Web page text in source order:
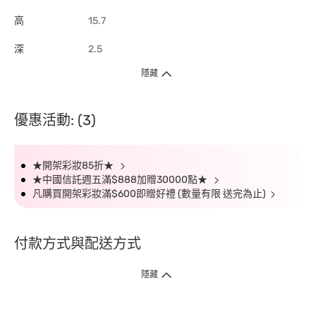
高 15.7
深 2.5
隱藏
優惠活動: (3)
★開架彩妝85折★
★中國信託週五滿$888加贈30000點★
凡購買開架彩妝滿$600即贈好禮 (數量有限 送完為止)
付款方式與配送方式
隱藏